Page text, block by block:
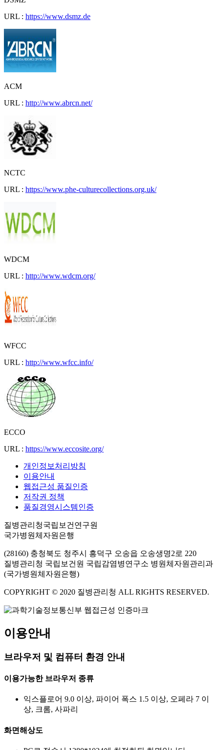
URL : https://www.dsmz.de
ACM
URL : http://www.abrcn.net/
NCTC
URL : https://www.phe-culturecollections.org.uk/
WDCM
URL : http://www.wdcm.org/
WFCC
URL : http://www.wfcc.info/
ECCO
URL : https://www.eccosite.org/
개인정보처리방침
이용안내
웹접근성 품질인증
저작권 정책
품질경영시스템인증
질병관리청국립보건연구원
국가병원체자원은행
(28160) 충청북도 청주시 흥덕구 오송읍 오송생명2로 220
질병관리청 국립보건원 국립감염병연구소 병원체자원관리과
(국가병원체자원은행)
COPYRIGHT © 2020 질병관리청 ALL RIGHTS RESERVED.
이용안내
브라우저 및 컴퓨터 환경 안내
이용가능한 브라우저 종류
익스플로어 9.0 이상, 파이어 폭스 1.5 이상, 오페라 7 이
상, 크롬, 사파리
화면해상도